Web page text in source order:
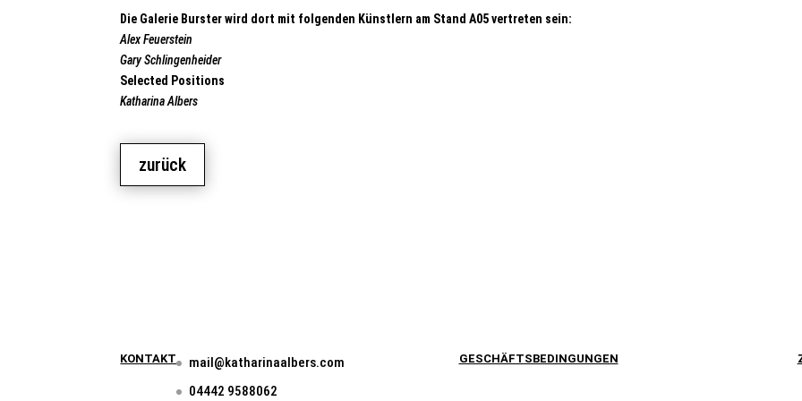
Die Galerie Burster wird dort mit folgenden Künstlern am Stand A05 vertreten sein:
Alex Feuerstein
Gary Schlingenheider
Selected Positions
Katharina Albers
zurück
KONTAKT
mail@katharinaalbers.com
04442 9588062
GESCHÄFTSBEDINGUNGEN